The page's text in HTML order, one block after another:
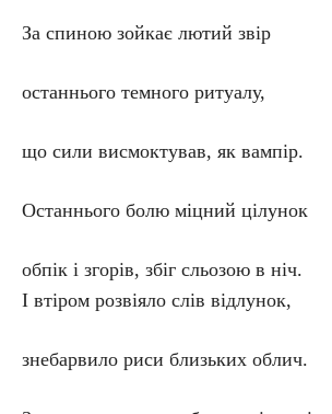
За спиною зойкає лютий звір
останнього темного ритуалу,
що сили висмоктував, як вампір.
Останнього болю міцний цілунок
обпік і згорів, збіг сльозою в ніч.
І втіром розвіяло слів відлунок,
знебарвило риси близьких облич.